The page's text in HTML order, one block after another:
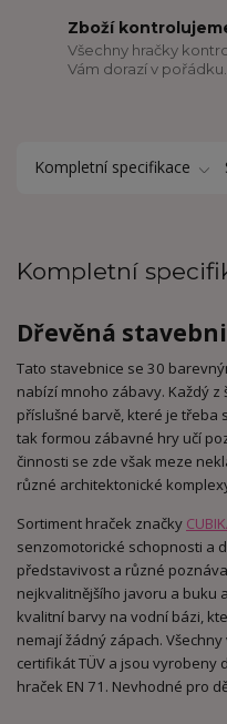
Zboží
Všechny hračky
Vám dorazí v pořádku.
Kompletní specifikace
Kompletní
Dřevěná
Tato stavebnice se 30
nabízí mnoho zábavy. Každý
příslušné barvě, které je třeba
tak formou zábavné hry učí
činnosti se zde však meze
různé architektonické
Sortiment hraček značky
senzomotorické schopnosti a
představivost a různé
nejkvalitnějšího javoru a buku
kvalitní barvy na vodní bázi,
nemají žádný zápach.
certifikát TÜV a jsou
hraček EN 71. Nevhodné pro